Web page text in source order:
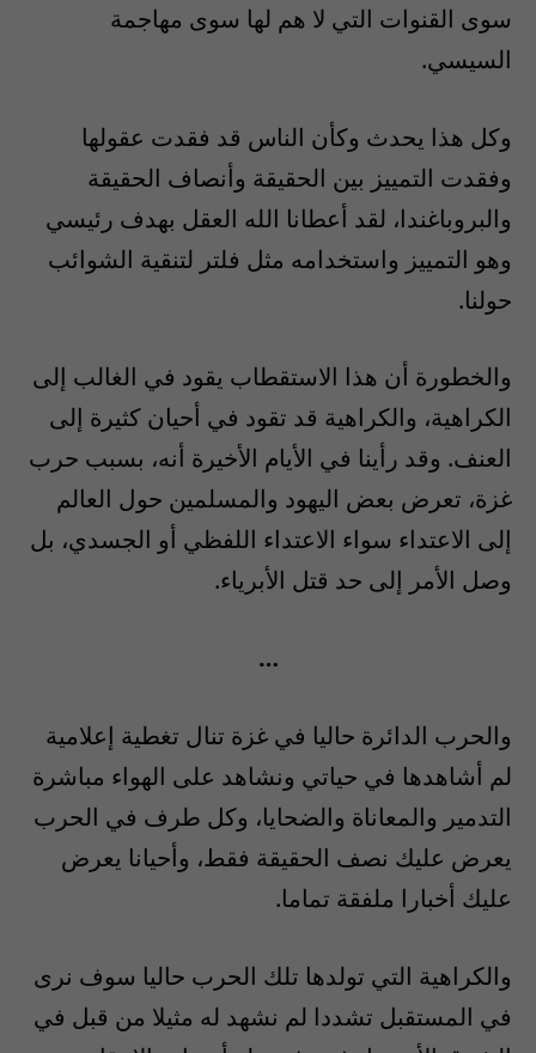
سوى القنوات التي لا هم لها سوى مهاجمة
السيسي.
وكل هذا يحدث وكأن الناس قد فقدت عقولها
وفقدت التمييز بين الحقيقة وأنصاف الحقيقة
والبروباغندا، لقد أعطانا الله العقل بهدف رئيسي
وهو التمييز واستخدامه مثل فلتر لتنقية الشوائب
حولنا.
والخطورة أن هذا الاستقطاب يقود في الغالب إلى
الكراهية، والكراهية قد تقود في أحيان كثيرة إلى
العنف. وقد رأينا في الأيام الأخيرة أنه، بسبب حرب
غزة، تعرض بعض اليهود والمسلمين حول العالم
إلى الاعتداء سواء الاعتداء اللفظي أو الجسدي، بل
وصل الأمر إلى حد قتل الأبرياء.
…
والحرب الدائرة حاليا في غزة تنال تغطية إعلامية
لم أشاهدها في حياتي ونشاهد على الهواء مباشرة
التدمير والمعاناة والضحايا، وكل طرف في الحرب
يعرض عليك نصف الحقيقة فقط، وأحيانا يعرض
عليك أخبارا ملفقة تماما.
والكراهية التي تولدها تلك الحرب حاليا سوف نرى
في المستقبل تشددا لم نشهد له مثيلا من قبل في